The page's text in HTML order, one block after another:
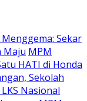
Sekar
Maju MPM
HATI di Honda
Sekolah
Nasional